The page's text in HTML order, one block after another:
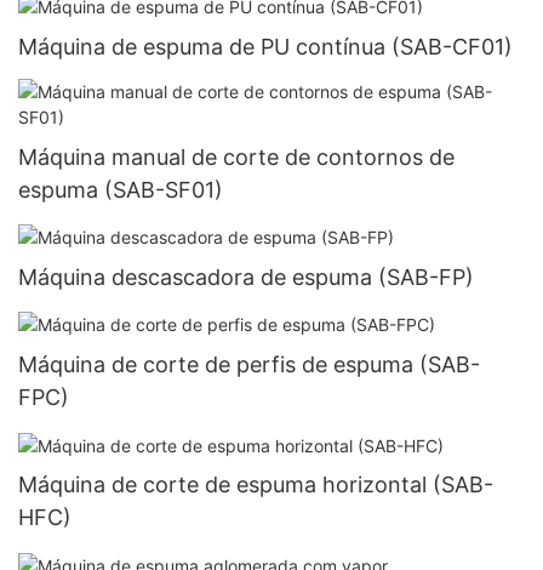
Máquina de espuma de PU contínua (SAB-CF01)
Máquina manual de corte de contornos de
espuma (SAB-SF01)
Máquina descascadora de espuma (SAB-FP)
Máquina de corte de perfis de espuma (SAB-
FPC)
Máquina de corte de espuma horizontal (SAB-
HFC)